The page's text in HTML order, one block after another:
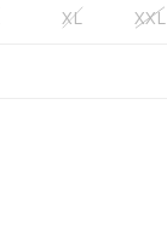
XL XXL